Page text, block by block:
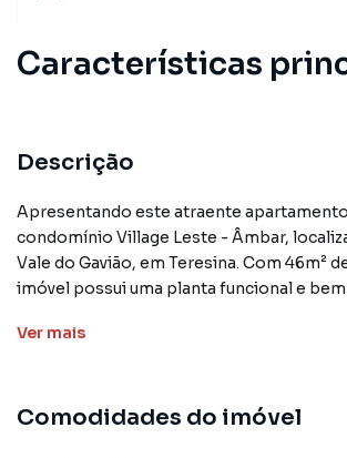
Características
Descrição
Apresentando este atraente
condomínio Village Leste - Âmbar,
Vale do Gavião, em Teresina. Com 46m²
imóvel possui uma planta funcional e
praticidade.
planejados, oferecendo praticidade e
Ver mais
Comodidades do imóvel